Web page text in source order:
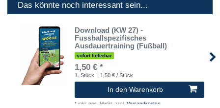
Das könnte noch interessant sein...
Download (KW 27) -
Fussballspezifisches
Ausdauertraining (Fußball)
sofort lieferbar
1,50 € *
1 Stück | 1,50 € / Stück
In den Warenkorb
* inkl. ges. MwSt. zzgl. Versandkosten